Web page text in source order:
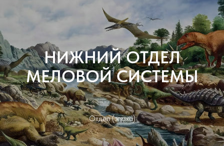
НИЖНИЙ ОТДЕЛ
МЕЛОВОЙ СИСТЕМЫ
Отдел (эпоха)